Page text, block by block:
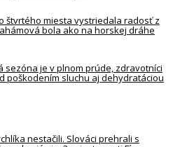
štvrtého miesta vystriedala radosť z
bola ako na horskej dráhe
sezóna je v plnom prúde, zdravotníci
poškodením sluchu aj dehydratáciou
nestačili. Slováci prehrali s